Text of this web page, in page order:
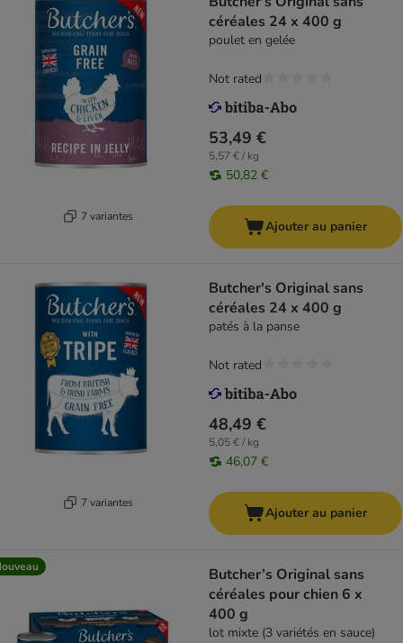
7 variantes
céréales 24 x 400 g
poulet en gelée
53,49 €
5,57 € / kg
50,82 €
Not rated
Ajouter au panier
7 variantes
Butcher's Original sans
céréales 24 x 400 g
patés à la panse
48,49 €
5,05 € / kg
46,07 €
Not rated
Ajouter au panier
Butcher’s Original sans
céréales pour chien 6 x
400 g
lot mixte (3 variétés en sauce)